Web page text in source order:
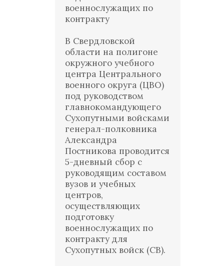
военнослужащих по
контракту
В Свердловской
области на полигоне
окружного учебного
центра Центрального
военного округа (ЦВО)
под руководством
главнокомандующего
Сухопутными войсками
генерал-полковника
Александра
Постникова проводится
5-дневный сбор с
руководящим составом
вузов и учебных
центров,
осуществляющих
подготовку
военнослужащих по
контракту для
Сухопутных войск (СВ).